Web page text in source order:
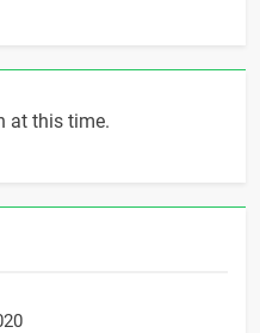
at this time.